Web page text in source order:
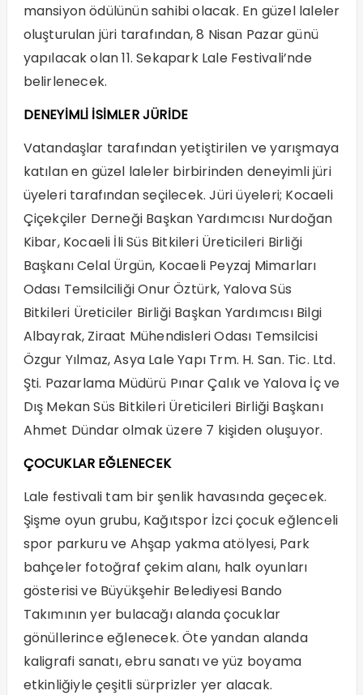
mansiyon ödülünün sahibi olacak. En güzel laleler
oluşturulan jüri tarafından, 8 Nisan Pazar günü
yapılacak olan 11. Sekapark Lale Festivali’nde
belirlenecek.
DENEYİMLİ İSİMLER JÜRİDE
Vatandaşlar tarafından yetiştirilen ve yarışmaya
katılan en güzel laleler birbirinden deneyimli jüri
üyeleri tarafından seçilecek. Jüri üyeleri; Kocaeli
Çiçekçiler Derneği Başkan Yardımcısı Nurdoğan
Kibar, Kocaeli İli Süs Bitkileri Üreticileri Birliği
Başkanı Celal Ürgün, Kocaeli Peyzaj Mimarları
Odası Temsilciliği Onur Öztürk, Yalova Süs
Bitkileri Üreticiler Birliği Başkan Yardımcısı Bilgi
Albayrak, Ziraat Mühendisleri Odası Temsilcisi
Özgur Yılmaz, Asya Lale Yapı Trm. H. San. Tic. Ltd.
Şti. Pazarlama Müdürü Pınar Çalık ve Yalova İç ve
Dış Mekan Süs Bitkileri Üreticileri Birliği Başkanı
Ahmet Dündar olmak üzere 7 kişiden oluşuyor.
ÇOCUKLAR EĞLENECEK
Lale festivali tam bir şenlik havasında geçecek.
Şişme oyun grubu, Kağıtspor İzci çocuk eğlenceli
spor parkuru ve Ahşap yakma atölyesi, Park
bahçeler fotoğraf çekim alanı, halk oyunları
gösterisi ve Büyükşehir Belediyesi Bando
Takımının yer bulacağı alanda çocuklar
gönüllerince eğlenecek. Öte yandan alanda
kaligrafi sanatı, ebru sanatı ve yüz boyama
etkinliğiyle çeşitli sürprizler yer alacak.